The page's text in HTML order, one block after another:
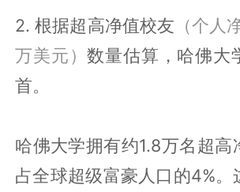
2. 根据超高净值校友 （个人
万美元）数量估算，哈佛大
首。
哈佛大学拥有约1.8万名超高
占全球超级富豪人口的4%。